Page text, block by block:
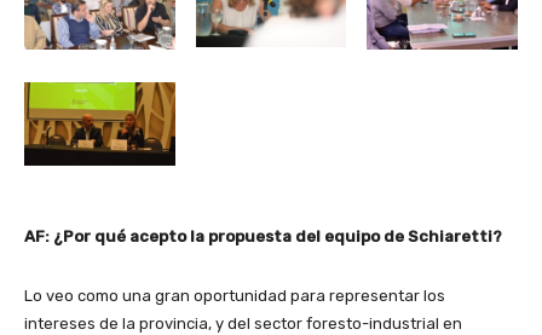
AF: ¿Por qué acepto la propuesta del equipo de Schiaretti?
Lo veo como una gran oportunidad para representar los
intereses de la provincia, y del sector foresto-industrial en